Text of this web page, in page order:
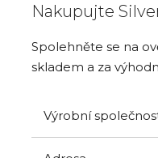
Nakupujte
Spolehněte se na
skladem a za
Výrobní